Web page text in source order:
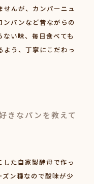
んが、カンパーニュ
ンパンなど昔ながらの
い味、毎日食べても
う、丁寧にこだわっ
きなパンを教えて
た自家製酵母で作っ
ン種なので酸味が少